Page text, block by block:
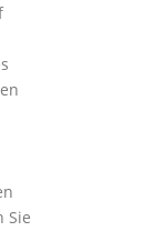
Sie